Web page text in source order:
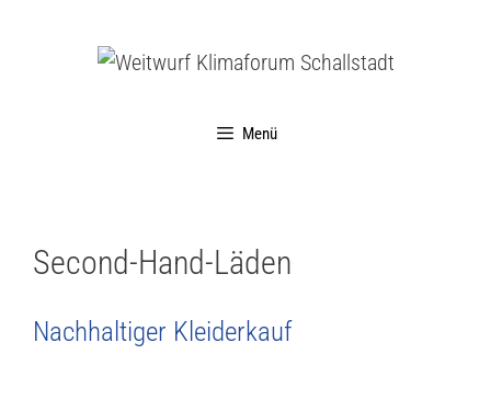
Menü
Second-Hand-Läden
Nachhaltiger Kleiderkauf